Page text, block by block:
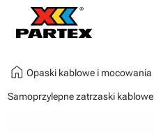
home Opaski kablowe i mocowania
Samoprzylepne zatrzaski kablowe